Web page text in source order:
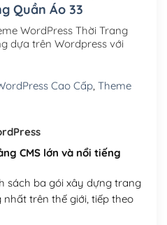
(1 năm)(+550,000₫)
(+450,000₫)
Quần Áo 33
WordPress Thời Trang
dựa trên Wordpress với
Cao Cấp, Theme
CMS lớn và nổi tiếng
sách ba gói xây dựng trang
trên thế giới, tiếp theo